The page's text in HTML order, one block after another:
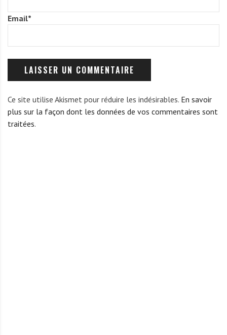
Email*
Ce site utilise Akismet pour réduire les indésirables. En savoir
plus sur la façon dont les données de vos commentaires sont
traitées.